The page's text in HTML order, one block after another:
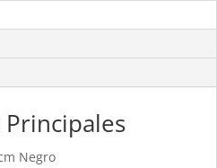
Principales
Negro